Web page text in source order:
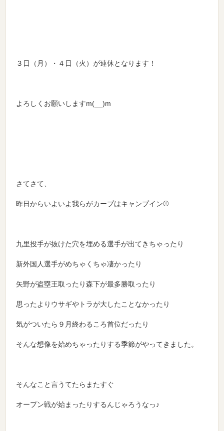
３日（月）・４日（火）が連休となります！
よろしくお願いしますm(__)m
さてさて、
昨日からいよいよ我らがカープはキャンプイン⚾
九里投手が抜けた穴を埋める選手が出てきちゃったり
新外国人選手がめちゃくちゃ凄かったり
矢野が盗塁王取ったり森下が最多勝取ったり
思ったよりウサギやトラが大したことなかったり
気がついたら９月終わるころ首位だったり
そんな想像を始めちゃったりする季節がやってきました。
そんなこと言うてたらまたすぐ
オープン戦が始まったりするんじゃろうなっ♪